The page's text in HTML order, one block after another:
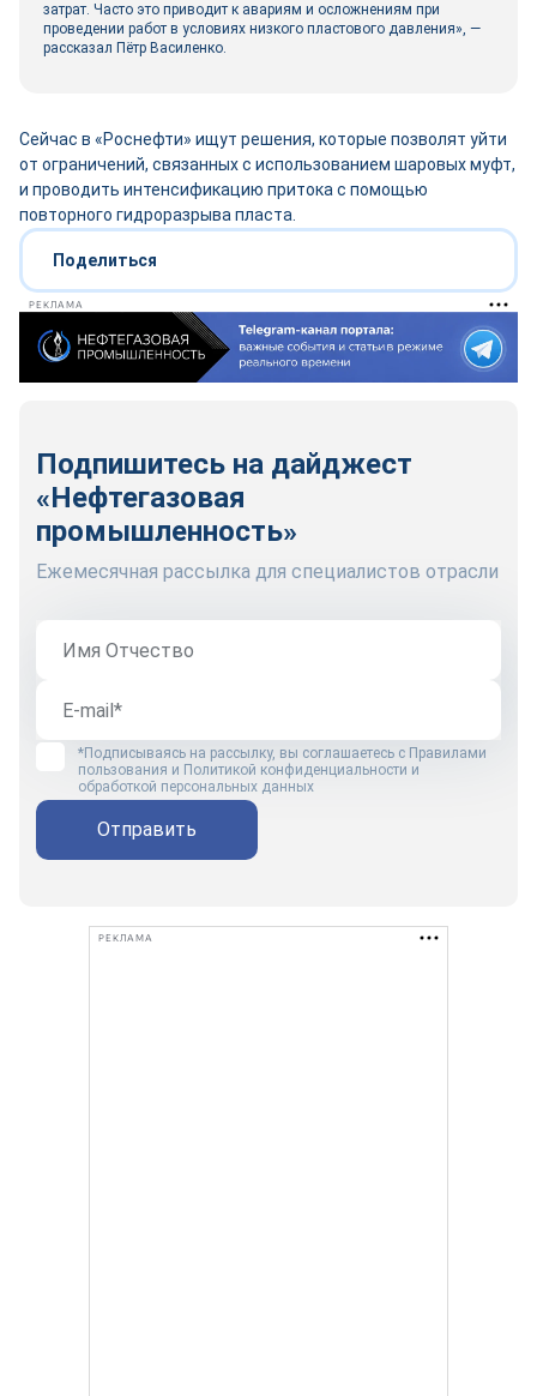
затрат. Часто это приводит к авариям и осложнениям при
проведении работ в условиях низкого пластового давления», —
рассказал Пётр Василенко.
Сейчас в «Роснефти» ищут решения, которые позволят уйти
от ограничений, связанных с использованием шаровых муфт,
и проводить интенсификацию притока с помощью
повторного гидроразрыва пласта.
Поделиться
РЕКЛАМА
Подпишитесь на дайджест
«Нефтегазовая
промышленность»
Ежемесячная рассылка для специалистов отрасли
*Подписываясь на рассылку, вы соглашаетесь с Правилами
пользования и Политикой конфиденциальности и
обработкой персональных данных
Отправить
РЕКЛАМА